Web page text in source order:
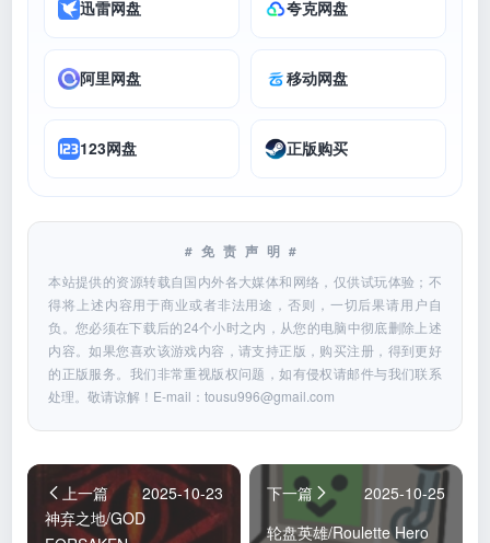
迅雷网盘 夸克网盘
阿里网盘 移动网盘
123网盘 正版购买
#免责声明#
本站提供的资源转载自国内外各大媒体和网络，仅供试玩体验；不
得将上述内容用于商业或者非法用途，否则，一切后果请用户自
负。您必须在下载后的24个小时之内，从您的电脑中彻底删除上述
内容。如果您喜欢该游戏内容，请支持正版，购买注册，得到更好
的正版服务。我们非常重视版权问题，如有侵权请邮件与我们联系
处理。敬请谅解！E-mail：tousu996@gmail.com
上一篇
2025-10-23
神弃之地/GOD
下一篇
2025-10-25
轮盘英雄/Roulette Hero